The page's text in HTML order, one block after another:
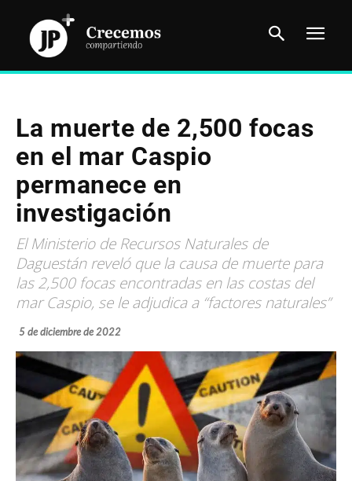
La muerte de 2,500 focas
en el mar Caspio
permanece en
investigación
El Ministerio de Recursos Naturales de
Daguestán reveló que la causa de muerte para
las 2,500 focas encontradas en las costas del
mar Caspio, se le adjudica a “factores naturales”
5 de diciembre de 2022